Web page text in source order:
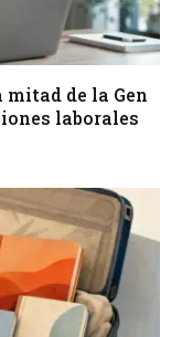
de la Gen
laborales